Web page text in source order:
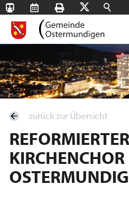
SBB-
Tageskarten
RMS Drucken
Facebook
Instagram
Login
zurück zur Übersicht
REFORMIERTER
KIRCHENCHOR